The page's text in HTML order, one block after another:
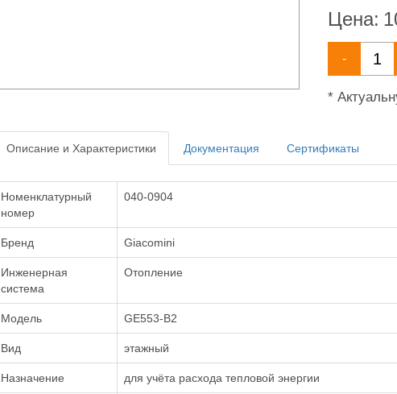
Цена:
-
*
Описание и Характеристики Документация Сертификаты
Номенклатурный
номер
040-0904
Бренд Giacomini
Инженерная
система
Отопление
Модель GE553-B2
Вид этажный
Назначение для учёта расхода тепловой энергии